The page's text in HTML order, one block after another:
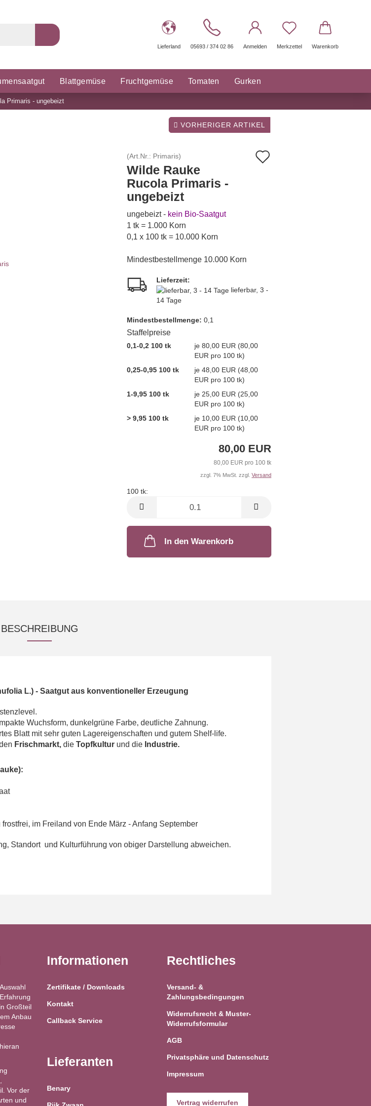
Lieferland 05693 / 374 02 86 Anmelden Merkzettel Warenkorb
Blattgemüse Fruchtgemüse Tomaten Gurken
Microgreens Porree & Zwiebeln
Primaris - ungebeizt
VORHERIGER ARTIKEL
(Art.Nr.: Primaris)
Wilde Rauke
Rucola Primaris -
ungebeizt
ungebeizt - kein Bio-Saatgut
1 tk = 1.000 Korn
0,1 x 100 tk = 10.000 Korn
Mindestbestellmenge 10.000 Korn
Lieferzeit:
lieferbar, 3 -
14 Tage
Mindest­bestellmenge: 0,1
Staffelpreise
0,1-0,2 100 tk
je 80,00 EUR (80,00
EUR pro 100 tk)
0,25-0,95 100 tk
je 48,00 EUR (48,00
EUR pro 100 tk)
1-9,95 100 tk
je 25,00 EUR (25,00
EUR pro 100 tk)
> 9,95 100 tk
je 10,00 EUR (10,00
EUR pro 100 tk)
80,00 EUR
80,00 EUR pro 100 tk
zzgl. 7% MwSt. zzgl. Versand
100 tk:
In den Warenkorb
BESCHREIBUNG
L.) - Saatgut aus konventioneller Erzeugung
Wuchsform, dunkelgrüne Farbe, deutliche Zahnung.
Blatt mit sehr guten Lagereigenschaften und gutem Shelf-life.
Frischmarkt, die Topfkultur und die Industrie.
im Freiland von Ende März - Anfang September
Standort und Kulturführung von obiger Darstellung abweichen.
Großteil
Anbau
Vor der
und
Informationen
Zertifikate / Downloads
Kontakt
Callback Service
Lieferanten
Benary
Rechtliches
Versand- &
Zahlungsbedingungen
Widerrufsrecht & Muster-
Widerrufsformular
AGB
Privatsphäre und Datenschutz
Impressum
Vertrag widerrufen